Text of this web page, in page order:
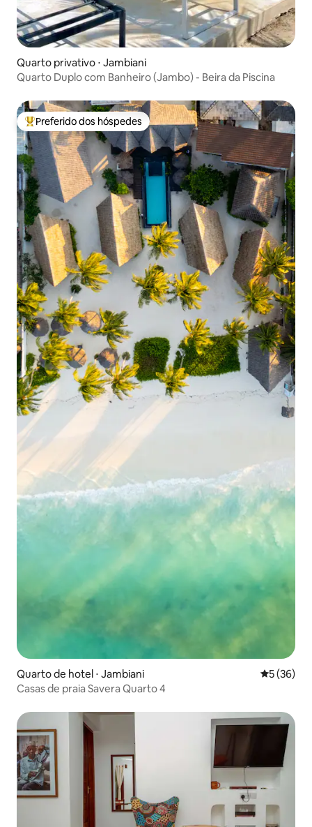
Quarto privativo ⋅ Jambiani
Quarto Duplo com Banheiro (Jambo) - Beira da Piscina
Entre os melhores preferidos dos hóspedes
Preferido dos hóspedes
Quarto de hotel ⋅ Jambiani 5 de uma
5 (36)
Casas de praia Savera Quarto 4